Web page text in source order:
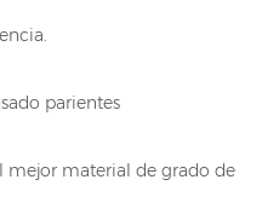
parientes
mejor material de grado de